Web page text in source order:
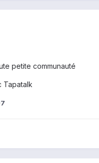
petite communauté
Tapatalk